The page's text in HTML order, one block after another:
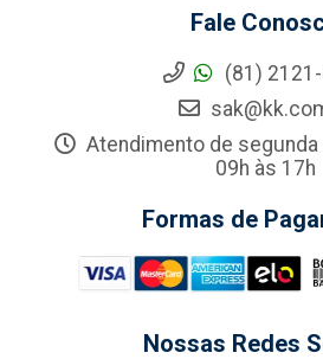
Fale
(81)
Atendimento de
09h às 17h
Formas de
Nossas Redes